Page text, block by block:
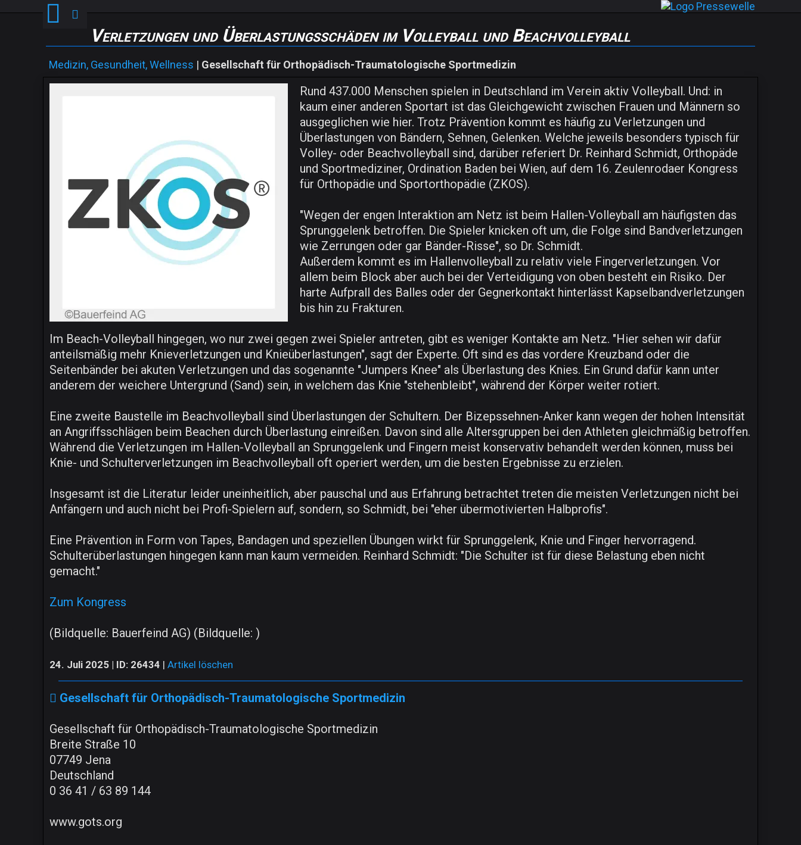
Verletzungen und Überlastungsschäden im Volleyball und Beachvolleyball
Medizin, Gesundheit, Wellness | Gesellschaft für Orthopädisch-Traumatologische Sportmedizin
Rund 437.000 Menschen spielen in Deutschland im Verein aktiv Volleyball. Und: in
kaum einer anderen Sportart ist das Gleichgewicht zwischen Frauen und Männern so
ausgeglichen wie hier. Trotz Prävention kommt es häufig zu Verletzungen und
Überlastungen von Bändern, Sehnen, Gelenken. Welche jeweils besonders typisch für
Volley- oder Beachvolleyball sind, darüber referiert Dr. Reinhard Schmidt, Orthopäde
und Sportmediziner, Ordination Baden bei Wien, auf dem 16. Zeulenrodaer Kongress
für Orthopädie und Sportorthopädie (ZKOS).
"Wegen der engen Interaktion am Netz ist beim Hallen-Volleyball am häufigsten das
Sprunggelenk betroffen. Die Spieler knicken oft um, die Folge sind Bandverletzungen
wie Zerrungen oder gar Bänder-Risse", so Dr. Schmidt.
Außerdem kommt es im Hallenvolleyball zu relativ viele Fingerverletzungen. Vor
allem beim Block aber auch bei der Verteidigung von oben besteht ein Risiko. Der
harte Aufprall des Balles oder der Gegnerkontakt hinterlässt Kapselbandverletzungen
bis hin zu Frakturen.
Im Beach-Volleyball hingegen, wo nur zwei gegen zwei Spieler antreten, gibt es weniger Kontakte am Netz. "Hier sehen wir dafür
anteilsmäßig mehr Knieverletzungen und Knieüberlastungen", sagt der Experte. Oft sind es das vordere Kreuzband oder die
Seitenbänder bei akuten Verletzungen und das sogenannte "Jumpers Knee" als Überlastung des Knies. Ein Grund dafür kann unter
anderem der weichere Untergrund (Sand) sein, in welchem das Knie "stehenbleibt", während der Körper weiter rotiert.
Eine zweite Baustelle im Beachvolleyball sind Überlastungen der Schultern. Der Bizepssehnen-Anker kann wegen der hohen Intensität
an Angriffsschlägen beim Beachen durch Überlastung einreißen. Davon sind alle Altersgruppen bei den Athleten gleichmäßig betroffen.
Während die Verletzungen im Hallen-Volleyball an Sprunggelenk und Fingern meist konservativ behandelt werden können, muss bei
Knie- und Schulterverletzungen im Beachvolleyball oft operiert werden, um die besten Ergebnisse zu erzielen.
Insgesamt ist die Literatur leider uneinheitlich, aber pauschal und aus Erfahrung betrachtet treten die meisten Verletzungen nicht bei
Anfängern und auch nicht bei Profi-Spielern auf, sondern, so Schmidt, bei "eher übermotivierten Halbprofis".
Eine Prävention in Form von Tapes, Bandagen und speziellen Übungen wirkt für Sprunggelenk, Knie und Finger hervorragend.
Schulterüberlastungen hingegen kann man kaum vermeiden. Reinhard Schmidt: "Die Schulter ist für diese Belastung eben nicht
gemacht."
Zum Kongress
(Bildquelle: Bauerfeind AG) (Bildquelle: )
24. Juli 2025 | ID: 26434 Artikel löschen
Gesellschaft für Orthopädisch-Traumatologische Sportmedizin
Gesellschaft für Orthopädisch-Traumatologische Sportmedizin
Breite Straße 10
07749 Jena
Deutschland
0 36 41 / 63 89 144
www.gots.org